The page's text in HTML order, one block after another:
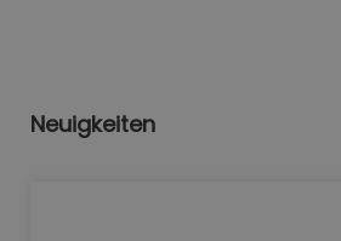
Neuigkeiten